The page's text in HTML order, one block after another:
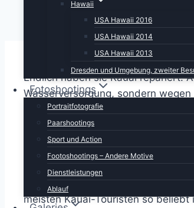
Hawaii
USA Hawaii 2016
USA Hawaii 2014
USA Hawaii 2013
Dresden und Umgebung, zweiter
Fotoshootings
Portraitfotografie
Paarshootings
Sport und Action
Footoshootings – Andere Motive
Dienstleistungen
Ablauf
Endlich haben sie Kauai repariert.
Wasserversorgung, sondern
das schöne ist, wir sitzen im
Habe übrigens gerade noch einen
Kokosnüssen gefressen”. Hat
Aber egal, was häufiger passiert,
meisten Kauai-Touristen so